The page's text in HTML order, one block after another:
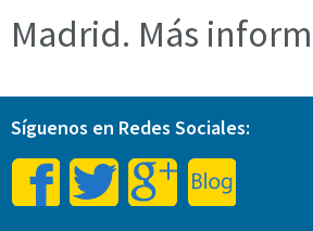
Madrid. Más
Síguenos en Redes Sociales: